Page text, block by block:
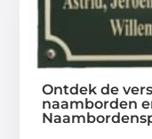
Ontdek de
naamborden